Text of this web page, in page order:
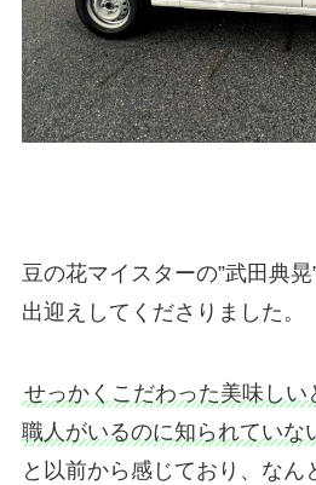
豆の花マイスターの”武田典
出迎えしてくださりました。
せっかくこだわった美味しい
職人がいるのに知られていな
と以前から感じており、なん